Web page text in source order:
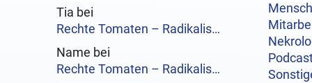
Tia bei
Rechte Tomaten – Radikalis…
Name bei
Rechte Tomaten – Radikalis…